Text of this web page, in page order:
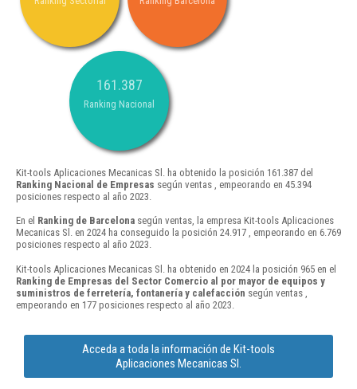
161.387
Ranking Nacional
Kit-tools Aplicaciones Mecanicas Sl. ha obtenido la posición 161.387 del
Ranking Nacional de Empresas según ventas , empeorando en 45.394
posiciones respecto al año 2023.
En el Ranking de Barcelona según ventas, la empresa Kit-tools Aplicaciones
Mecanicas Sl. en 2024 ha conseguido la posición 24.917 , empeorando en 6.769
posiciones respecto al año 2023.
Kit-tools Aplicaciones Mecanicas Sl. ha obtenido en 2024 la posición 965 en el
Ranking de Empresas del Sector Comercio al por mayor de equipos y
suministros de ferretería, fontanería y calefacción según ventas ,
empeorando en 177 posiciones respecto al año 2023.
Acceda a toda la información de Kit-tools
Aplicaciones Mecanicas Sl.